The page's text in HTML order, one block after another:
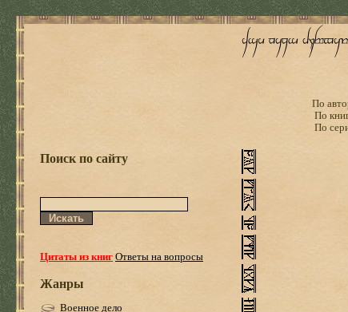
По
По
По
Поиск по сайту
Цитаты из книгОтветы на вопросы
Жанры
Военное дело